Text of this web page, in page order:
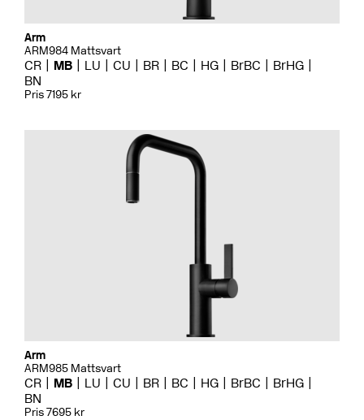
Arm
ARM984 Mattsvart
CR MB LU CU BR BC HG BrBC
BrHG
BN
Pris 7195 kr
Arm
ARM985 Mattsvart
CR MB LU CU BR BC HG BrBC
BrHG
BN
Pris 7695 kr